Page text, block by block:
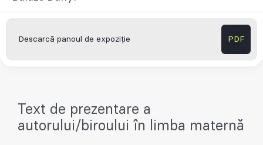
Descarcă panoul de expoziție PDF
Text de prezentare a
autorului/biroului în limba maternă